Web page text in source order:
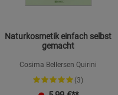
Naturkosmetik einfach selbst
gemacht
Cosima Bellersen Quirini
(3)